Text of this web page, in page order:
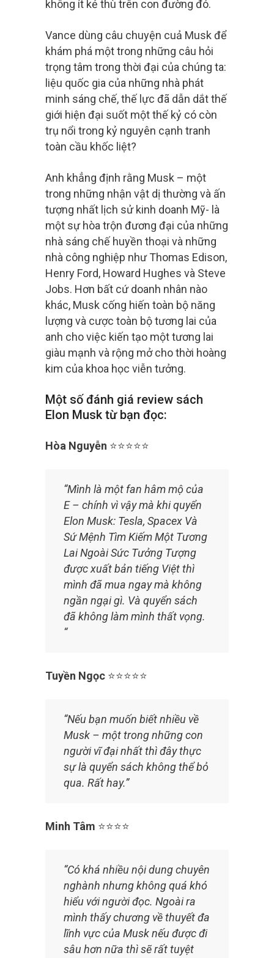
không ít kẻ thù trên con đường đó.
Vance dùng câu chuyện cuả Musk để
khám phá một trong những câu hỏi
trọng tâm trong thời đại của chúng ta:
liệu quốc gia của những nhà phát
minh sáng chế, thế lực đã dẫn dắt thế
giới hiện đại suốt một thế kỷ có còn
trụ nổi trong kỷ nguyên cạnh tranh
toàn cầu khốc liệt?
Anh khẳng định rằng Musk – một
trong những nhận vật dị thường và ấn
tượng nhất lịch sử kinh doanh Mỹ- là
một sự hòa trộn đương đại của những
nhà sáng chế huyền thoại và những
nhà công nghiệp như Thomas Edison,
Henry Ford, Howard Hughes và Steve
Jobs. Hơn bất cứ doanh nhân nào
khác, Musk cống hiến toàn bộ năng
lượng và cược toàn bộ tương lai của
anh cho việc kiến tạo một tương lai
giàu mạnh và rộng mở cho thời hoàng
kim của khoa học viễn tưởng.
Một số đánh giá review sách
Elon Musk từ bạn đọc:
Hòa Nguyễn ⭐⭐⭐⭐⭐
“Mình là một fan hâm mộ của
E – chính vì vậy mà khi quyển
Elon Musk: Tesla, Spacex Và
Sứ Mệnh Tìm Kiếm Một Tương
Lai Ngoài Sức Tưởng Tượng
được xuất bản tiếng Việt thì
mình đã mua ngay mà không
ngần ngại gì. Và quyển sách
đã không làm mình thất vọng.
“
Tuyền Ngọc ⭐⭐⭐⭐⭐
“Nếu bạn muốn biết nhiều về
Musk – một trong những con
người vĩ đại nhất thì đây thực
sự là quyển sách không thể bỏ
qua. Rất hay.”
Minh Tâm ⭐⭐⭐⭐
“Có khá nhiều nội dung chuyên
nghành nhưng không quá khó
hiểu với người đọc. Ngoài ra
mình thấy chương về thuyết đa
lĩnh vực của Musk nếu được đi
sâu hơn nữa thì sẽ rất tuyệt